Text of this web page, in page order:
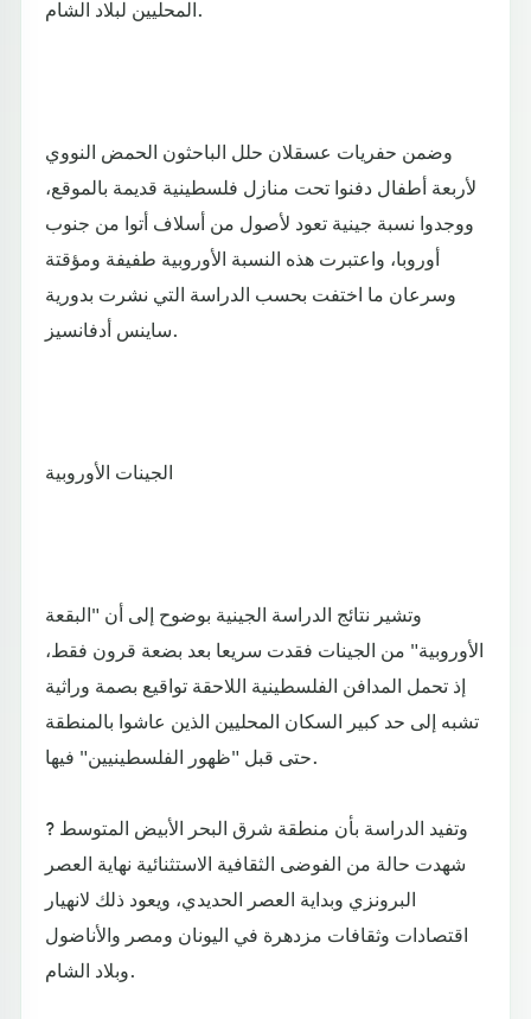
المحليين لبلاد الشام.
وضمن حفريات عسقلان حلل الباحثون الحمض النووي
لأربعة أطفال دفنوا تحت منازل فلسطينية قديمة بالموقع،
ووجدوا نسبة جينية تعود لأصول من أسلاف أتوا من جنوب
أوروبا، واعتبرت هذه النسبة الأوروبية طفيفة ومؤقتة
وسرعان ما اختفت بحسب الدراسة التي نشرت بدورية
ساينس أدفانسيز.
الجينات الأوروبية
وتشير نتائج الدراسة الجينية بوضوح إلى أن "البقعة
الأوروبية" من الجينات فقدت سريعا بعد بضعة قرون فقط،
إذ تحمل المدافن الفلسطينية اللاحقة تواقيع بصمة وراثية
تشبه إلى حد كبير السكان المحليين الذين عاشوا بالمنطقة
حتى قبل "ظهور الفلسطينيين" فيها.
وتفيد الدراسة بأن منطقة شرق البحر الأبيض المتوسط ?
شهدت حالة من الفوضى الثقافية الاستثنائية نهاية العصر
البرونزي وبداية العصر الحديدي، ويعود ذلك لانهيار
اقتصادات وثقافات مزدهرة في اليونان ومصر والأناضول
وبلاد الشام.